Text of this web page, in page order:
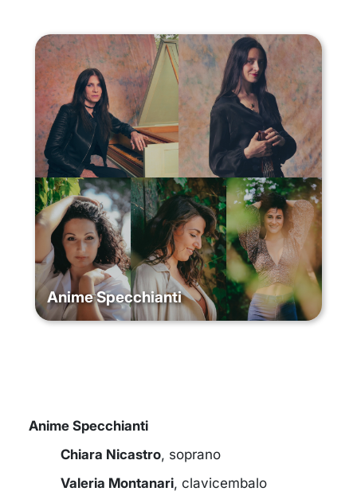
Anime Specchianti
Anime Specchianti
Chiara Nicastro, soprano
Valeria Montanari, clavicembalo